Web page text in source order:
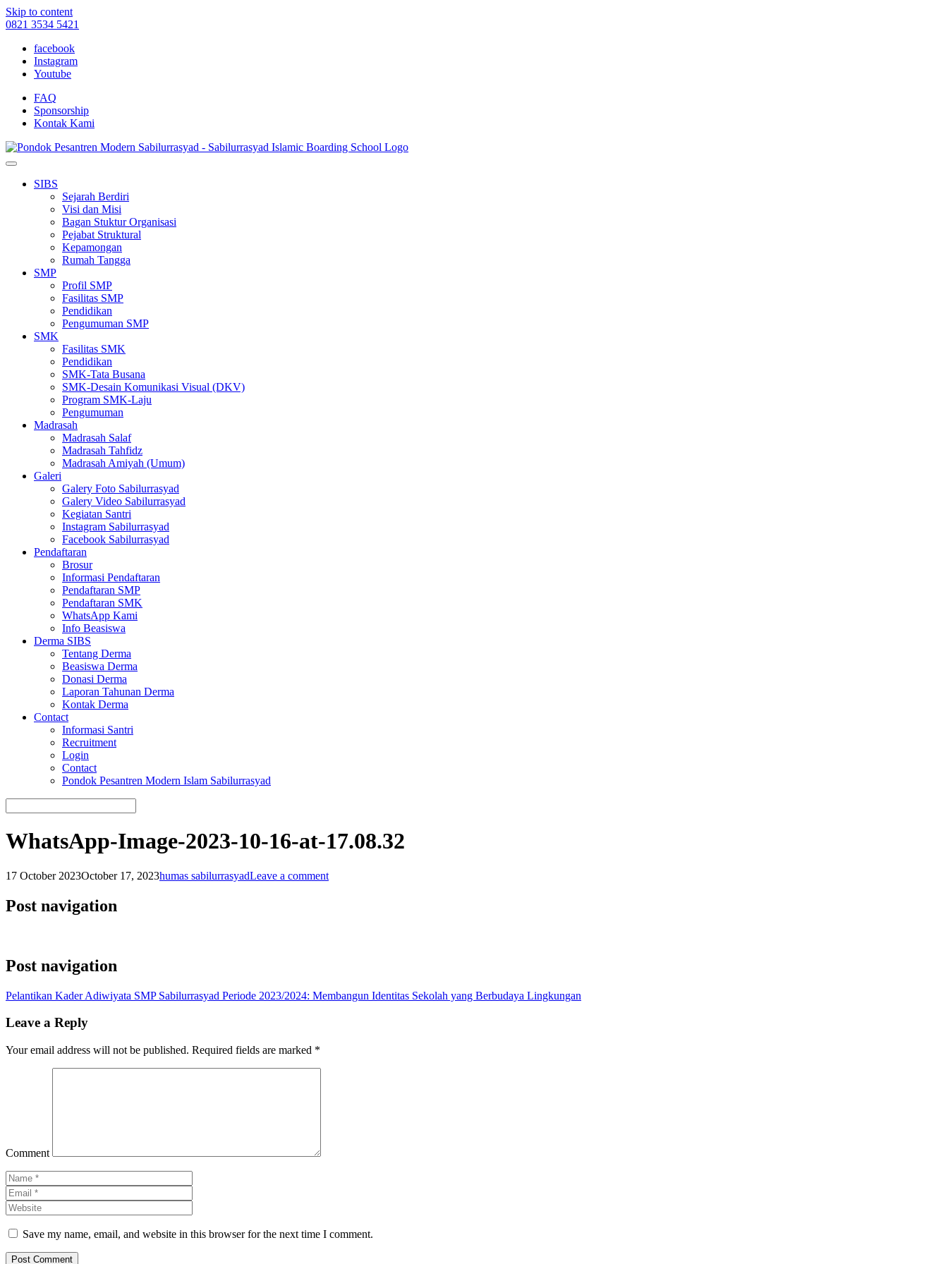
Skip to content
0821 3534 5421
facebook
Instagram
Youtube
FAQ
Sponsorship
Kontak Kami
SIBS
Sejarah Berdiri
Visi dan Misi
Bagan Stuktur Organisasi
Pejabat Struktural
Kepamongan
Rumah Tangga
SMP
Profil SMP
Fasilitas SMP
Pendidikan
Pengumuman SMP
SMK
Fasilitas SMK
Pendidikan
SMK-Tata Busana
SMK-Desain Komunikasi Visual (DKV)
Program SMK-Laju
Pengumuman
Madrasah
Madrasah Salaf
Madrasah Tahfidz
Madrasah Amiyah (Umum)
Galeri
Galery Foto Sabilurrasyad
Galery Video Sabilurrasyad
Kegiatan Santri
Instagram Sabilurrasyad
Facebook Sabilurrasyad
Pendaftaran
Brosur
Informasi Pendaftaran
Pendaftaran SMP
Pendaftaran SMK
WhatsApp Kami
Info Beasiswa
Derma SIBS
Tentang Derma
Beasiswa Derma
Donasi Derma
Laporan Tahunan Derma
Kontak Derma
Contact
Informasi Santri
Recruitment
Login
Contact
Pondok Pesantren Modern Islam Sabilurrasyad
WhatsApp-Image-2023-10-16-at-17.08.32
17 October 2023October 17, 2023humas sabilurrasyadLeave a comment
Post navigation
Post navigation
Pelantikan Kader Adiwiyata SMP Sabilurrasyad Periode 2023/2024: Membangun Identitas Sekolah yang Berbudaya Lingkungan
Leave a Reply
Your email address will not be published. Required fields are marked *
Comment
Save my name, email, and website in this browser for the next time I comment.